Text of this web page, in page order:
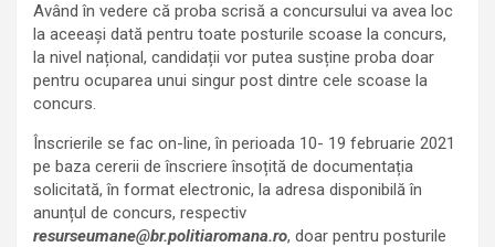
Având în vedere că proba scrisă a concursului va avea loc
la aceeași dată pentru toate posturile scoase la concurs,
la nivel național, candidații vor putea susține proba doar
pentru ocuparea unui singur post dintre cele scoase la
concurs.
Înscrierile se fac on-line, în perioada 10- 19 februarie 2021
pe baza cererii de înscriere însoțită de documentația
solicitată, în format electronic, la adresa disponibilă în
anunțul de concurs, respectiv
resurseumane@br.politiaromana.ro, doar pentru posturile